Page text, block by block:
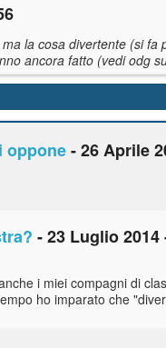
la cosa divertente (si fa
ancora fatto (vedi odg
oppone- 26 Aprile
- 23 Luglio 2014
i miei compagni di
ho imparato che